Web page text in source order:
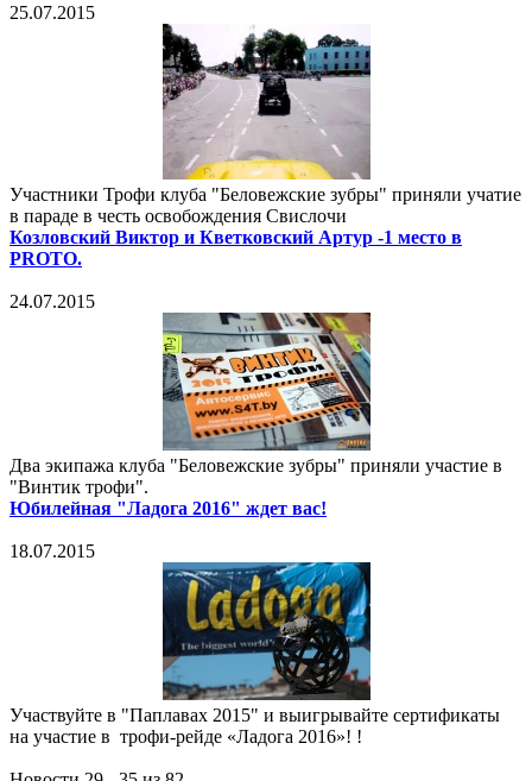
25.07.2015
Участники Трофи клуба "Беловежские зубры" приняли учатие
в параде в честь освобождения Свислочи
Козловский Виктор и Кветковский Артур -1 место в
PROTO.
24.07.2015
Два экипажа клуба "Беловежские зубры" приняли участие в
"Винтик трофи".
Юбилейная "Ладога 2016" ждет вас!
18.07.2015
Участвуйте в "Паплавах 2015" и выигрывайте сертификаты
на участие в трофи-рейде «Ладога 2016»! !